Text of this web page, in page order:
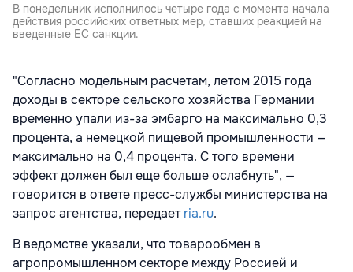
В понедельник исполнилось четыре года с момента начала
действия российских ответных мер, ставших реакцией на
введенные ЕС санкции.
"Согласно модельным расчетам, летом 2015 года
доходы в секторе сельского хозяйства Германии
временно упали из-за эмбарго на максимально 0,3
процента, а немецкой пищевой промышленности —
максимально на 0,4 процента. С того времени
эффект должен был еще больше ослабнуть", —
говорится в ответе пресс-службы министерства на
запрос агентства, передаетria.ru.
В ведомстве указали, что товарообмен в
агропромышленном секторе между Россией и